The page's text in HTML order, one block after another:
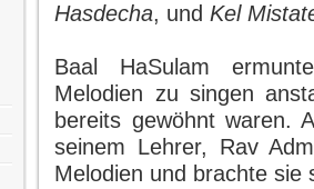
Hasdecha, und Kel
Baal HaSulam
Melodien zu singen
bereits gewöhnt waren.
seinem Lehrer, Rav
Melodien und brachte sie